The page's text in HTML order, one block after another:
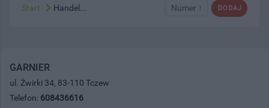
DODAJ
Numer ↑
Start Handel...
GARNIER
ul. Żwirki 34, 83-110 Tczew
Telefon: 608436616